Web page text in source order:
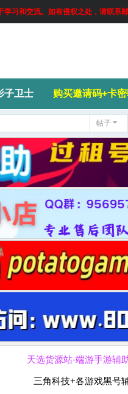
学习和交流。如有侵权之处，请联
子卫士 购买邀请码+卡
帖子
天选货源站-端游手游辅
三角科技+各游戏黑号